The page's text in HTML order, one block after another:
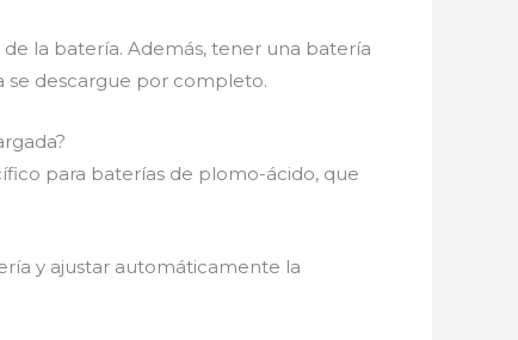
la batería. Además, tener una batería
se descargue por completo.
para baterías de plomo-ácido, que
y ajustar automáticamente la